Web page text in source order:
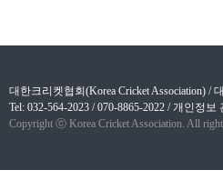
대한크리켓협회(Korea Cricket Association) /
Tel: 032-564-2023 / 070-8865-2022 / 개인정
Copyright ⓒ Korea Cricket Association. All